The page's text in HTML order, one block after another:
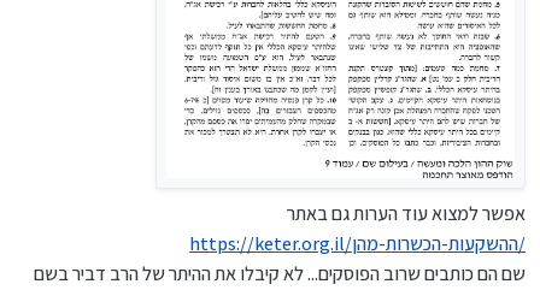
אפשר למצוא עוד הערות גם באתר
https://keter.org.il/ההשקעות-הכשרות-מהן/
שם הם כותבים שרוב הפוסקים... לא קיבלו את ההיתר של הרב דביר בשם